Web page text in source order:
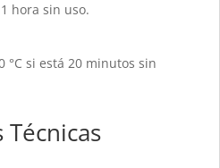
hora sin uso.
°C si está 20 minutos sin
Técnicas